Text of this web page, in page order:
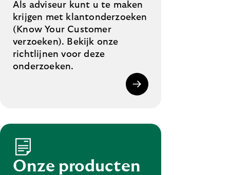
Als adviseur kunt u te maken
krijgen met klantonderzoeken
(Know Your Customer
verzoeken). Bekijk onze
richtlijnen voor deze
onderzoeken.
Onze producten